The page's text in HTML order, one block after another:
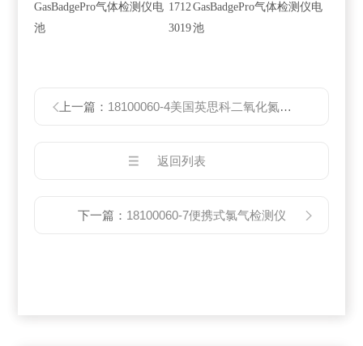
GasBadgePro气体检测仪电
池
1712
3019
GasBadgePro气体检测仪电
池
上一篇： 18100060-4美国英思科二氧化氮气体检测报警仪GasBadge Pro
返回列表
下一篇： 18100060-7便携式氯气检测仪